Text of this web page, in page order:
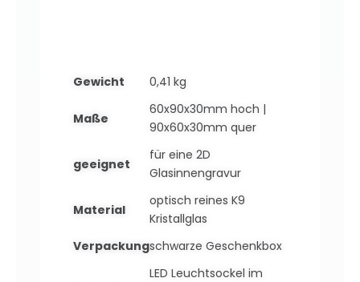
Gewicht 0,41 kg
Maße
60x90x30mm hoch |
90x60x30mm quer
geeignet
für eine 2D
Glasinnengravur
Material
optisch reines K9
Kristallglas
Verpackungschwarze Geschenkbox
LED Leuchtsockel im